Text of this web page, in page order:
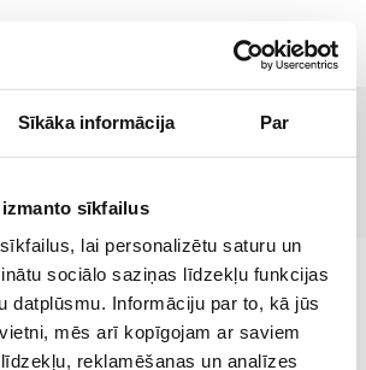
Sīkāka informācija Par
sīkfailus
lai personalizētu saturu un
sociālo saziņas līdzekļu funkcijas
datplūsmu. Informāciju par to, kā jūs
mēs arī kopīgojam ar saviem
reklamēšanas un analīzes
ET
Lehte ei leitud!